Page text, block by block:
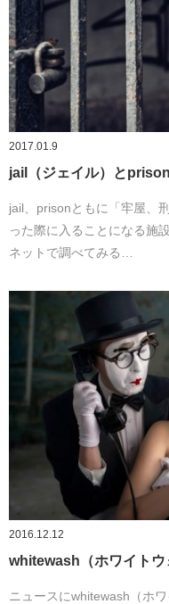
2017.01.9
jail（ジェイル）と
jail、prisonともに「牢屋、
った際に入ることになる施
ネットで調べてみる…
2016.12.12
whitewash（ホワイトウ
ニュースにwhitewash（ホ